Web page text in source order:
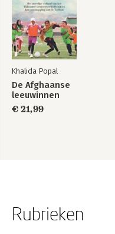
Khalida Popal
De Afghaanse
leeuwinnen
€ 21,99
Rubrieken